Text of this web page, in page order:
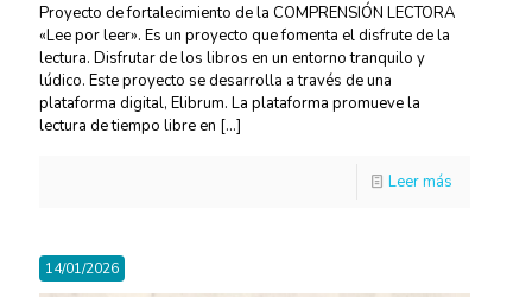
Proyecto de fortalecimiento de la COMPRENSIÓN LECTORA
«Lee por leer». Es un proyecto que fomenta el disfrute de la
lectura. Disfrutar de los libros en un entorno tranquilo y
lúdico. Este proyecto se desarrolla a través de una
plataforma digital, Elibrum. La plataforma promueve la
lectura de tiempo libre en […]
Leer más
14/01/2026